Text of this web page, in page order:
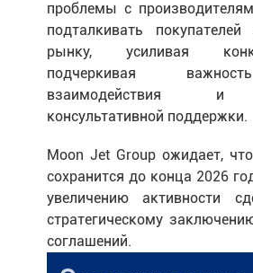
проблемы с
подталкивать
рынку, усиливая
подчеркивая
взаимодействия и
консультативной поддержки.
Moon Jet Group ожидает,
сохранится до конца 2026
увеличению активности
стратегическому
соглашений.